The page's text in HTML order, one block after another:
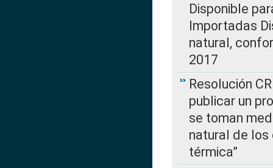
Disponible
Importadas
natural,
2017
Resolución
publicar un
se toman
natural de los
térmica”